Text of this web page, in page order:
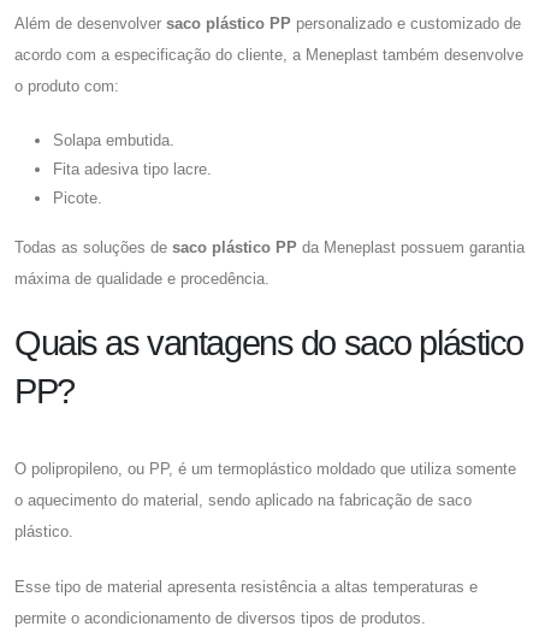
Além de desenvolver saco plástico PP personalizado e customizado de
acordo com a especificação do cliente, a Meneplast também desenvolve
o produto com:
Solapa embutida.
Fita adesiva tipo lacre.
Picote.
Todas as soluções de saco plástico PP da Meneplast possuem garantia
máxima de qualidade e procedência.
Quais as vantagens do saco plástico
PP?
O polipropileno, ou PP, é um termoplástico moldado que utiliza somente
o aquecimento do material, sendo aplicado na fabricação de saco
plástico.
Esse tipo de material apresenta resistência a altas temperaturas e
permite o acondicionamento de diversos tipos de produtos.